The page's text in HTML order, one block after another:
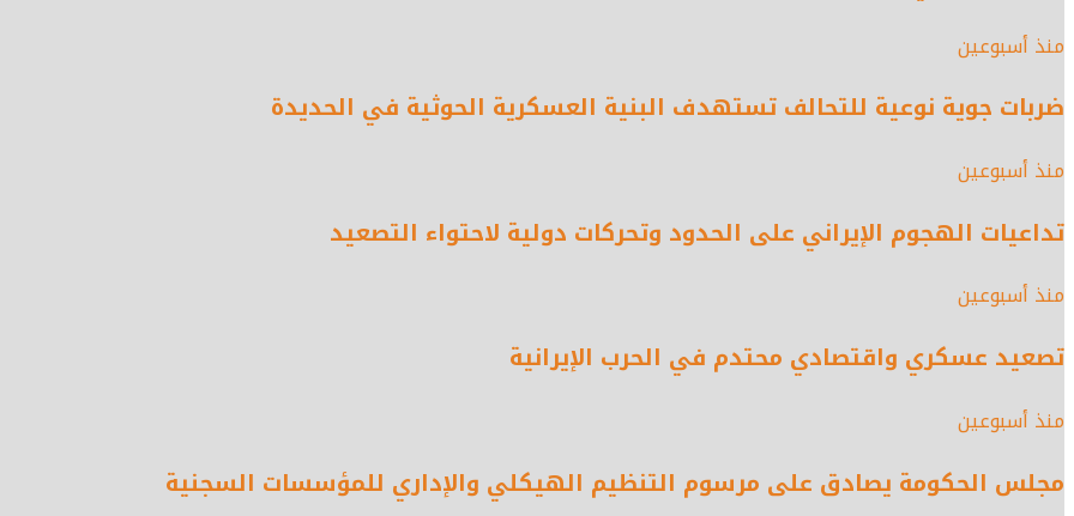
منذ أسبوعين
ضربات جوية نوعية للتحالف تستهدف البنية العسكرية الحوثية في الحديدة
منذ أسبوعين
تداعيات الهجوم الإيراني على الحدود وتحركات دولية لاحتواء التصعيد
منذ أسبوعين
تصعيد عسكري واقتصادي محتدم في الحرب الإيرانية
منذ أسبوعين
مجلس الحكومة يصادق على مرسوم التنظيم الهيكلي والإداري للمؤسسات السجنية